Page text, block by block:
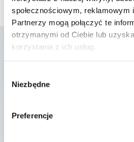
społecznościowym, reklamowym
Partnerzy mogą połączyć te
otrzymanymi od Ciebie lub
korzystania z ich usług.
zgody
Niezbędne
Preferencje
których
dostępna